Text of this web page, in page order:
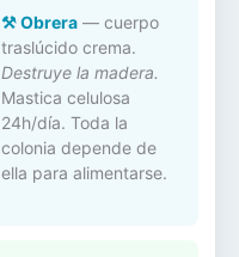
⚒️ Obrera — cuerpo
traslúcido crema.
Destruye la madera.
Mastica celulosa
24h/día. Toda la
colonia depende de
ella para alimentarse.